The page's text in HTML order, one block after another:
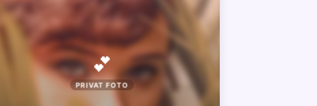
💕
PRIVAT FOTO